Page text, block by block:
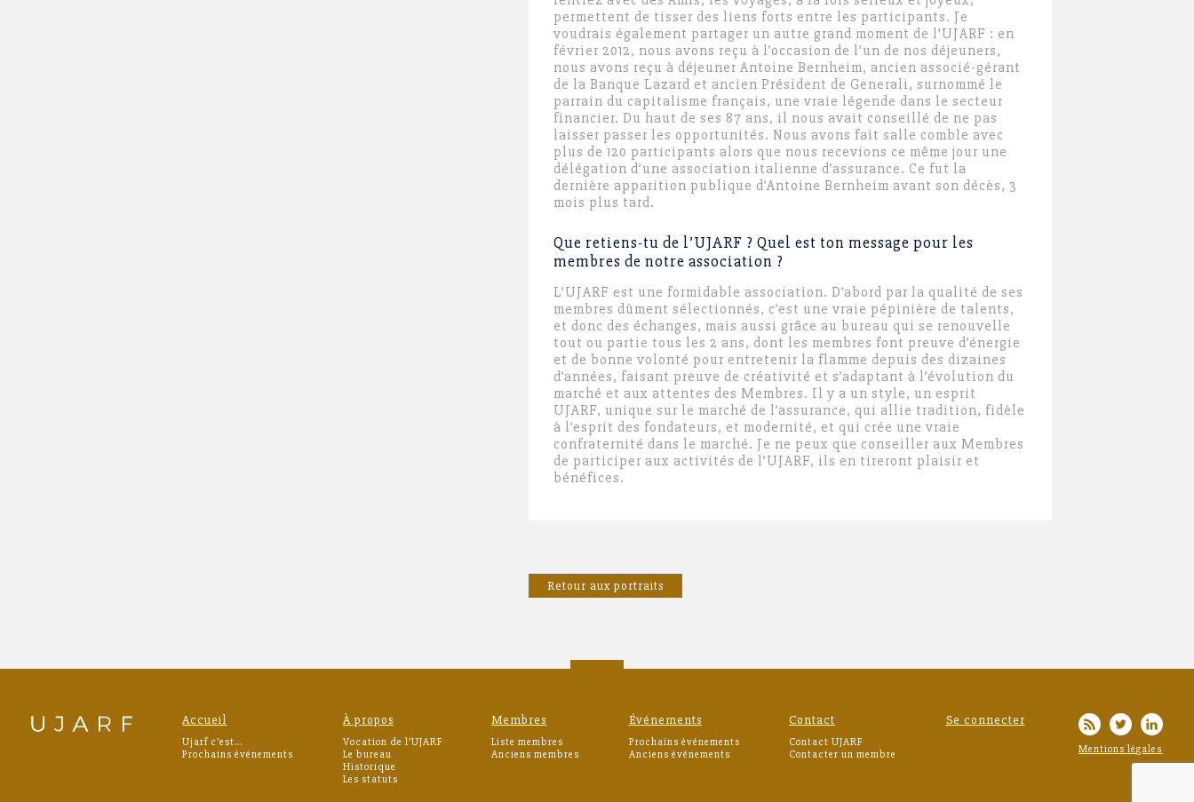
permettent de tisser des liens forts entre les participants. Je
voudrais également partager un autre grand moment de l’UJARF : en
février 2012, nous avons reçu à l’occasion de l’un de nos déjeuners,
nous avons reçu à déjeuner Antoine Bernheim, ancien associé-gérant
de la Banque Lazard et ancien Président de Generali, surnommé le
parrain du capitalisme français, une vraie légende dans le secteur
financier. Du haut de ses 87 ans, il nous avait conseillé de ne pas
laisser passer les opportunités. Nous avons fait salle comble avec
plus de 120 participants alors que nous recevions ce même jour une
délégation d’une association italienne d’assurance. Ce fut la
dernière apparition publique d’Antoine Bernheim avant son décès, 3
mois plus tard.
Que retiens-tu de l’UJARF ? Quel est ton message pour les
membres de notre association ?
L’UJARF est une formidable association. D’abord par la qualité de ses
membres dûment sélectionnés, c’est une vraie pépinière de talents,
et donc des échanges, mais aussi grâce au bureau qui se renouvelle
tout ou partie tous les 2 ans, dont les membres font preuve d’énergie
et de bonne volonté pour entretenir la flamme depuis des dizaines
d’années, faisant preuve de créativité et s’adaptant à l’évolution du
marché et aux attentes des Membres. Il y a un style, un esprit
UJARF, unique sur le marché de l’assurance, qui allie tradition, fidèle
à l’esprit des fondateurs, et modernité, et qui crée une vraie
confraternité dans le marché. Je ne peux que conseiller aux Membres
de participer aux activités de l’UJARF, ils en tireront plaisir et
bénéfices.
Retour aux portraits
Accueil
Ujarf c’est…
Prochains événements
À propos
Vocation de l’UJARF
Le bureau
Historique
Les statuts
Membres
Liste membres
Anciens membres
Événements
Prochains événements
Anciens événements
Contact
Contact UJARF
Contacter un membre
Se connecter
Mentions légales